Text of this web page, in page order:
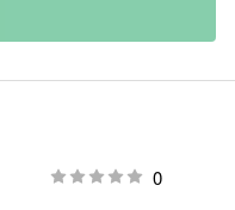
0